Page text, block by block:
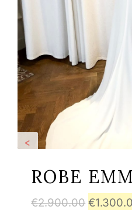
<
ROBE
€2.900.00 Le
€